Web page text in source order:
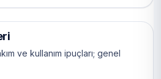
ve kullanım ipuçları; genel